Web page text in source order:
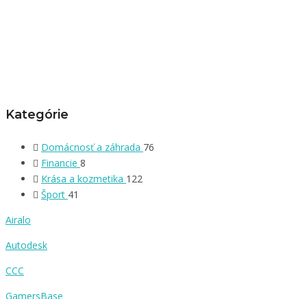
Kategórie
Domácnosť a záhrada 76
Financie 8
Krása a kozmetika 122
Šport 41
Airalo
Autodesk
CCC
GamersBase